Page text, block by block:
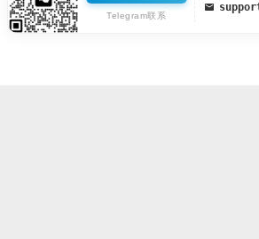
Telegram联系